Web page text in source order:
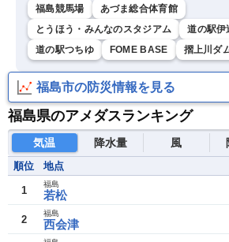
福島競馬場
あづま総合体育館
とうほう・みんなのスタジアム
道の駅伊
道の駅つちゆ
FOME BASE 摺上川ダ
福島市の防災情報を見る
福島県のアメダスランキング
気温 降水量 風
順位 地点
1 若松
福島
2 西会津
福島